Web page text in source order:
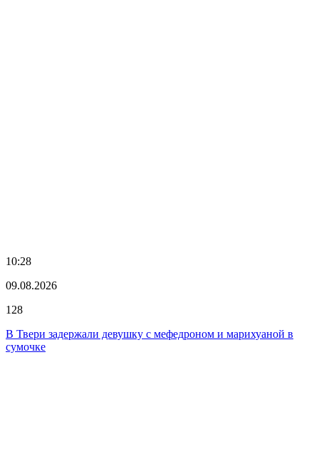
10:28
09.08.2026
128
В Твери задержали девушку с мефедроном и марихуаной в
сумочке